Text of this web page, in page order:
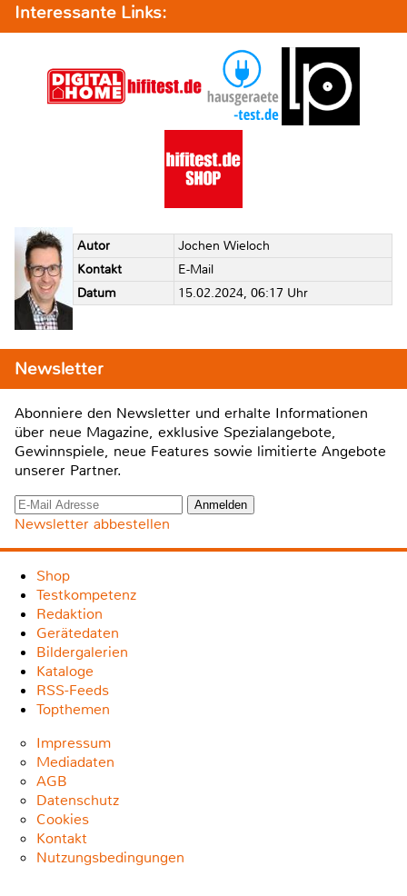
Interessante Links:
Autor
Jochen Wieloch
Kontakt
E-Mail
Datum
15.02.2024, 06:17 Uhr
Newsletter
Abonniere den Newsletter und erhalte Informationen
über neue Magazine, exklusive Spezialangebote,
Gewinnspiele, neue Features sowie limitierte Angebote
unserer Partner.
Newsletter abbestellen
Shop
Testkompetenz
Redaktion
Gerätedaten
Bildergalerien
Kataloge
RSS-Feeds
Topthemen
Impressum
Mediadaten
AGB
Datenschutz
Cookies
Kontakt
Nutzungsbedingungen